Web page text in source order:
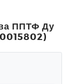
ППТФ Ду